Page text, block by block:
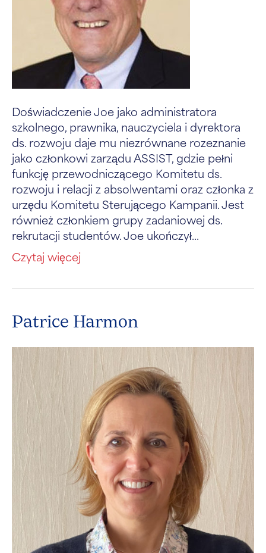
Doświadczenie Joe jako administratora
szkolnego, prawnika, nauczyciela i dyrektora
ds. rozwoju daje mu niezrównane rozeznanie
jako członkowi zarządu ASSIST, gdzie pełni
funkcję przewodniczącego Komitetu ds.
rozwoju i relacji z absolwentami oraz członka z
urzędu Komitetu Sterującego Kampanii. Jest
również członkiem grupy zadaniowej ds.
rekrutacji studentów. Joe ukończył...
Czytaj więcej
Patrice Harmon